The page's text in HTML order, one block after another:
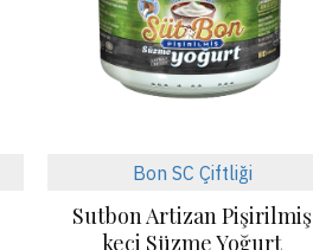
Bon SC Çiftliği
Sutbon Artizan Pişirilmiş
keçi Süzme Yoğurt